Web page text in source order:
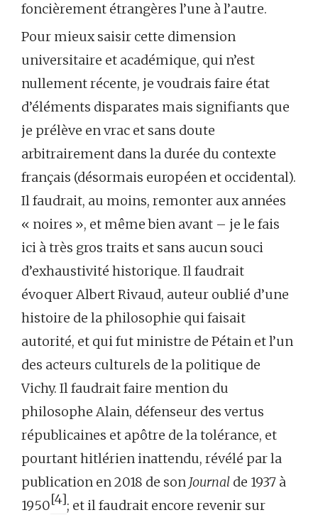
foncièrement étrangères l’une à l’autre.
Pour mieux saisir cette dimension
universitaire et académique, qui n’est
nullement récente, je voudrais faire état
d’éléments disparates mais signifiants que
je prélève en vrac et sans doute
arbitrairement dans la durée du contexte
français (désormais européen et occidental).
Il faudrait, au moins, remonter aux années
« noires », et même bien avant – je le fais
ici à très gros traits et sans aucun souci
d’exhaustivité historique. Il faudrait
évoquer Albert Rivaud, auteur oublié d’une
histoire de la philosophie qui faisait
autorité, et qui fut ministre de Pétain et l’un
des acteurs culturels de la politique de
Vichy. Il faudrait faire mention du
philosophe Alain, défenseur des vertus
républicaines et apôtre de la tolérance, et
pourtant hitlérien inattendu, révélé par la
publication en 2018 de son Journal de 1937 à
1950[4]; et il faudrait encore revenir sur